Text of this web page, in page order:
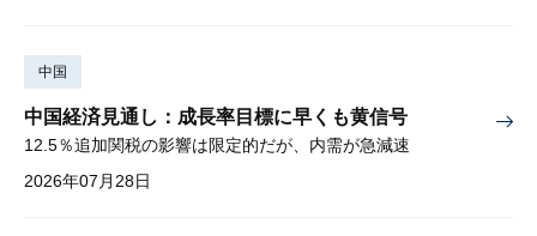
中国
中国経済見通し：成長率目標に早くも黄信号
12.5％追加関税の影響は限定的だが、内需が急減速
2026年07月28日